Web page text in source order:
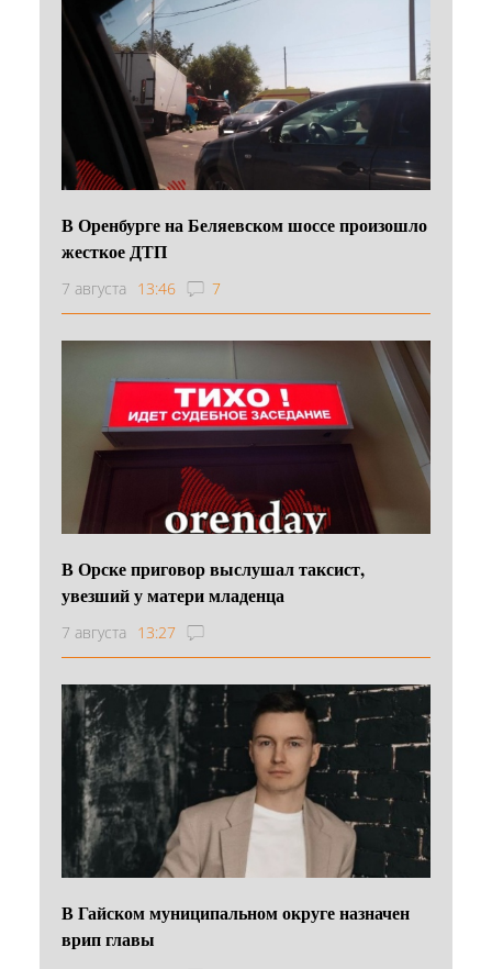
В Оренбурге на Беляевском шоссе произошло
жесткое ДТП
7 августа 13:46 7
В Орске приговор выслушал таксист,
увезший у матери младенца
7 августа 13:27
В Гайском муниципальном округе назначен
врип главы